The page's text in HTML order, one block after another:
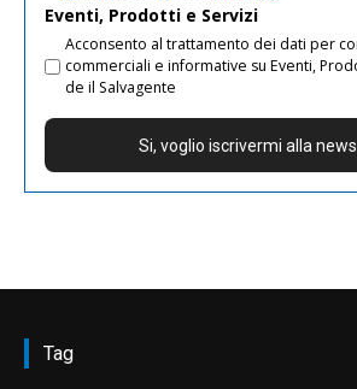
Eventi, Prodotti e Servizi
Acconsento al trattamento dei dati per
commerciali e informative su Eventi,
de il Salvagente
Tag